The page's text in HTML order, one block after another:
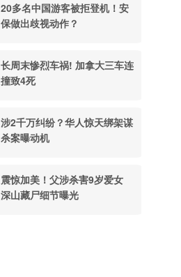
20多名中国游客被拒登机！安
保做出歧视动作？
长周末惨烈车祸! 加拿大三车连
撞致4死
涉2千万纠纷？华人惊天绑架谋
杀案曝动机
震惊加美！父涉杀害9岁爱女
深山藏尸细节曝光